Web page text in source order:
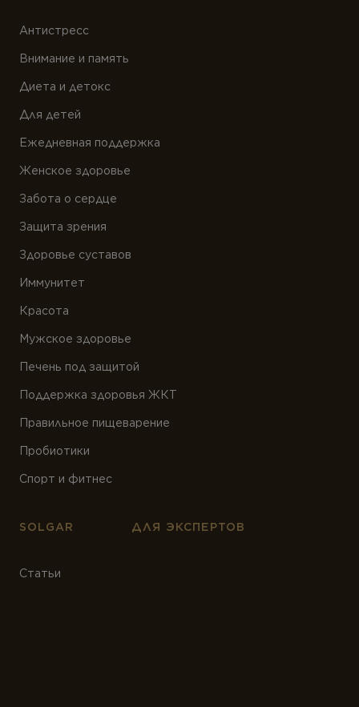
Антистресс
Внимание и память
Диета и детокс
Для детей
Ежедневная поддержка
Женское здоровье
Забота о сердце
Защита зрения
Здоровье суставов
Иммунитет
Красота
Мужское здоровье
Печень под защитой
Поддержка здоровья ЖКТ
Правильное пищеварение
Пробиотики
Спорт и фитнес
SOLGAR
Статьи
ДЛЯ ЭКСПЕРТОВ